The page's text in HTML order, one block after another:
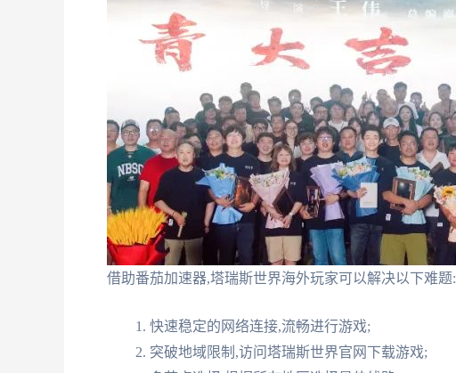
借助番茄加速器,塔瑞斯世界海外玩家可以解决以下难题:
快速稳定的网络连接,流畅进行游戏;
突破地域限制,访问塔瑞斯世界官网下载游戏;